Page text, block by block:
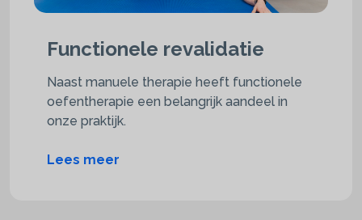
Functionele revalidatie
Naast manuele therapie heeft functionele
oefentherapie een belangrijk aandeel in
onze praktijk.
Lees meer